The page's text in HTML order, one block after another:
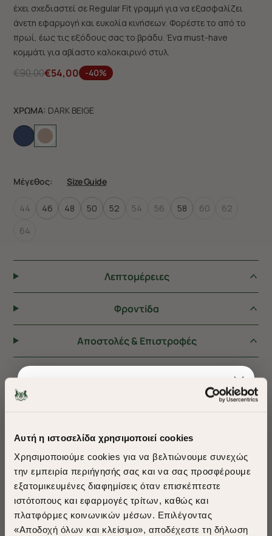
Αυτή η ιστοσελίδα χρησιμοποιεί cookies
Χρησιμοποιούμε cookies για να βελτιώνουμε συνεχώς
την εμπειρία περιήγησής σας και να σας προσφέρουμε
εξατομικευμένες διαφημίσεις όταν επισκέπτεστε
ιστότοπους και εφαρμογές τρίτων, καθώς και
πλατφόρμες κοινωνικών μέσων. Επιλέγοντας
«Αποδοχή όλων και κλείσιμο», αποδέχεστε τη δήλωση
έχει σχεδιαστεί σε Regular Fit γραμμή για να εξασφαλίζει
άνετη εφαρμογή και ευκολία κινήσεων. Φορέστε το από το
πρωί, έως τις εξόδους σας το βράδυ. Ένα must-have
κομμάτι για αβίαστο καλοκαιρινό στυλ.
€90,00€54,00 -40%
ΧΡΩΜΑ: DARK BEIGE
Μέγεθος: Size Guide
44 46 48 50 52 54 56 58 60
62
64
Λεπτομέρειες
Φροντiδα
Αποστολές & Επιστροφές
ΠΡΟΤΕΙΝΟΥΜΕ ΓΙΑ ΕΣΑΣ
​
A Season of Style